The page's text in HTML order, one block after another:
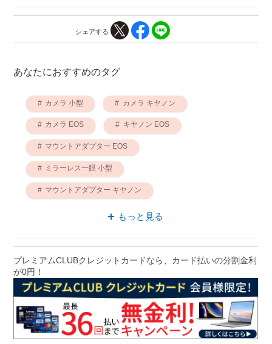
シェアする
あなたにおすすめのタグ
カメラ 小型 カメラ キヤノン
カメラ EOS キヤノン EOS
マウントアダプター EOS
ミラーレス一眼 小型
マウントアダプター キヤノン
もっと見る
プレミアムCLUBクレジットカードなら、カード払いの分割金利
が0円！